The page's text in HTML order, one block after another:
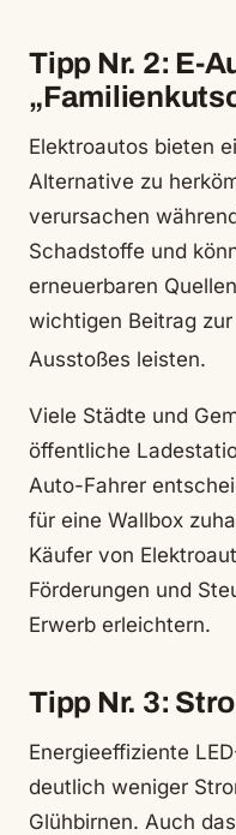
Tipp Nr. 2: E-
Elektroautos bieten
Alternative zu
verursachen
Schadstoffe und
erneuerbaren
wichtigen Beitrag
Ausstoßes leisten.
Viele Städte und
öffentliche
Auto-Fahrer
für eine Wallbox
Käufer von
Förderungen und
Erwerb erleichtern.
Tipp Nr. 3:
Energieeffiziente
deutlich weniger
Glühbirnen. Auch